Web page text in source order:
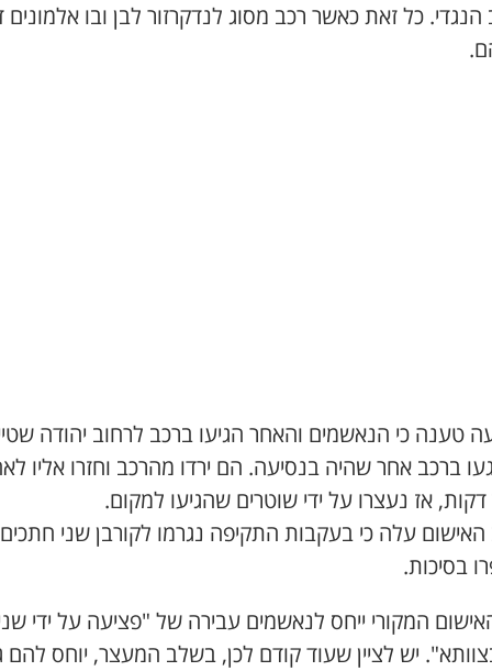
הנגדי. כל זאת כאשר רכב מסוג לנדקרזור לבן ובו אלמונים
טענה כי הנאשמים והאחר הגיעו ברכב לרחוב יהודה
ברכב אחר שהיה בנסיעה. הם ירדו מהרכב וחזרו אליו
אז נעצרו על ידי שוטרים שהגיעו למקום.
עלה כי בעקבות התקיפה נגרמו לקורבן שני חתכים
בסיכות.
המקורי ייחס לנאשמים עבירה של "פציעה על ידי
יש לציין שעוד קודם לכן, בשלב המעצר, יוחס להם